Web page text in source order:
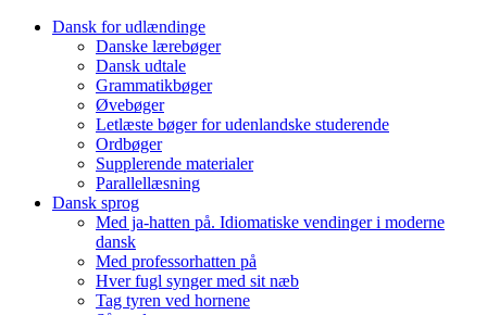
Dansk for udlændinge
Danske lærebøger
Dansk udtale
Grammatikbøger
Øvebøger
Letlæste bøger for udenlandske studerende
Ordbøger
Supplerende materialer
Parallellæsning
Dansk sprog
Med ja-hatten på. Idiomatiske vendinger i moderne
dansk
Med professorhatten på
Hver fugl synger med sit næb
Tag tyren ved hornene